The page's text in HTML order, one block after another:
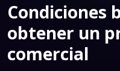
Condiciones
obtener un
comercial